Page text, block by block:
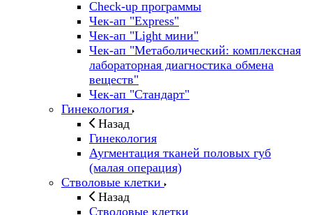
Check-up программы
Чек-ап "Express"
Чек-ап "Light мини"
Чек-ап "Метаболический: комплексная
лабораторная диагностика обмена
веществ"
Чек-ап "Стандарт"
Гинекология
Назад
Гинекология
Аугментация тканей половых губ
(малая операция)
Стволовые клетки
Назад
Стволовые клетки